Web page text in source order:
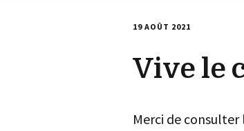
19 AOÛT 2021
Vive le
Merci de